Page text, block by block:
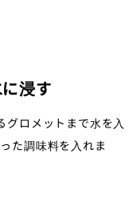
浸す
グロメットまで水を入
た調味料を入れま